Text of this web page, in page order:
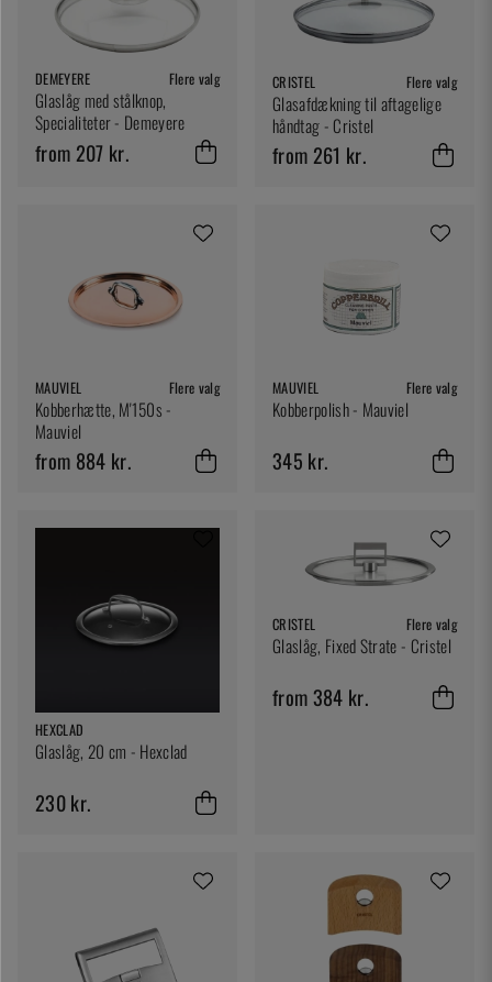
DEMEYERE Flere valg
Glaslåg med stålknop,
Specialiteter - Demeyere
from 207 kr.
CRISTEL Flere valg
Glasafdækning til aftagelige
håndtag - Cristel
from 261 kr.
MAUVIEL Flere valg
Kobberhætte, M'150s -
Mauviel
from 884 kr.
MAUVIEL Flere valg
Kobberpolish - Mauviel
345 kr.
HEXCLAD
Glaslåg, 20 cm - Hexclad
230 kr.
CRISTEL Flere valg
Glaslåg, Fixed Strate - Cristel
from 384 kr.